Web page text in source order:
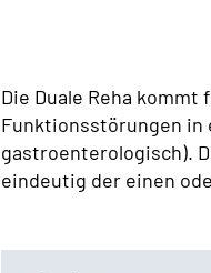
Die Duale Reha
Funktionsstörungen in
gastroenterologisch).
eindeutig der einen